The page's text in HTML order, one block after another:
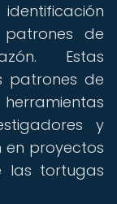
de
Estas
patrones de
y
proyectos
las tortugas